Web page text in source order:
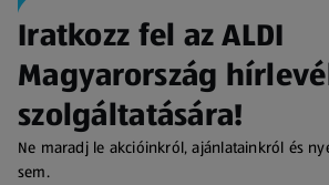
Iratkozz fel az ALDI
Magyarország
szolgáltatására!
Ne maradj le akcióinkról, ajánlatainkról és
sem.